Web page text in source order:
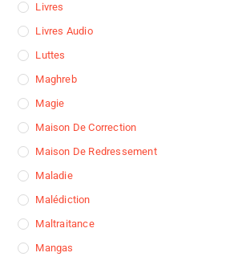
Livres
Livres Audio
Luttes
Maghreb
Magie
Maison De Correction
Maison De Redressement
Maladie
Malédiction
Maltraitance
Mangas